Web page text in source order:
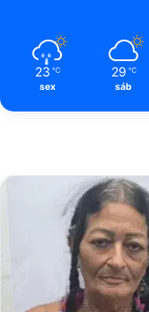
23 ℃
sex
29 ℃
sáb